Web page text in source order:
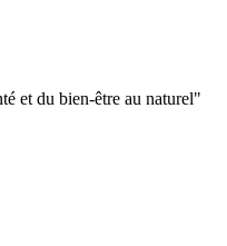
et du bien-être au naturel"